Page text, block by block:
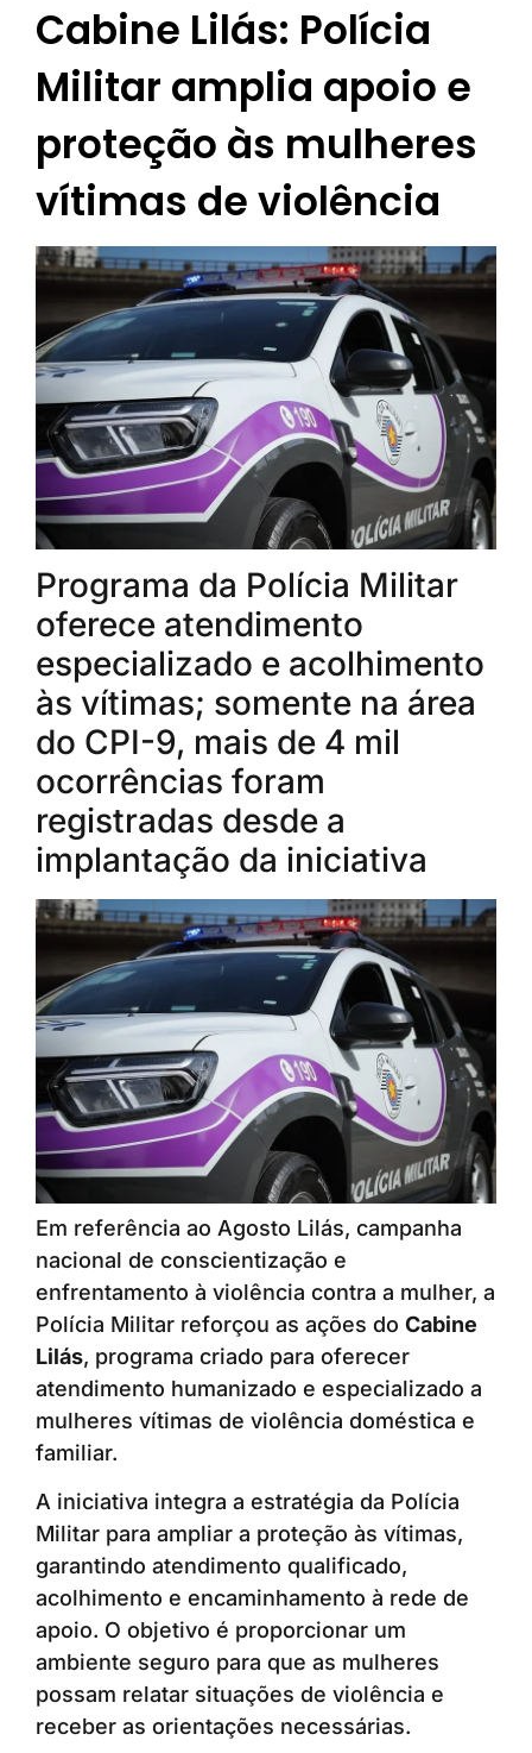
Cabine Lilás: Polícia
Militar amplia apoio e
proteção às mulheres
vítimas de violência
Programa da Polícia Militar
oferece atendimento
especializado e acolhimento
às vítimas; somente na área
do CPI-9, mais de 4 mil
ocorrências foram
registradas desde a
implantação da iniciativa
Em referência ao Agosto Lilás, campanha
nacional de conscientização e
enfrentamento à violência contra a mulher, a
Polícia Militar reforçou as ações do Cabine
Lilás, programa criado para oferecer
atendimento humanizado e especializado a
mulheres vítimas de violência doméstica e
familiar.
A iniciativa integra a estratégia da Polícia
Militar para ampliar a proteção às vítimas,
garantindo atendimento qualificado,
acolhimento e encaminhamento à rede de
apoio. O objetivo é proporcionar um
ambiente seguro para que as mulheres
possam relatar situações de violência e
receber as orientações necessárias.